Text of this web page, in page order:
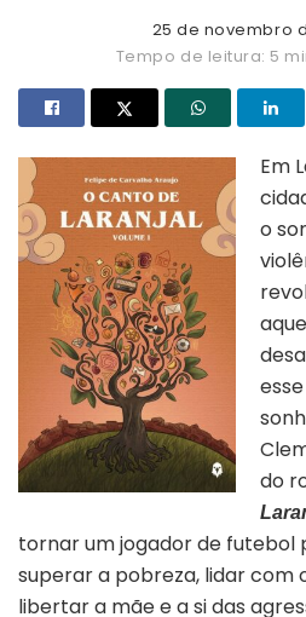
25 de novembro
Tempo de leitura: 5
Em
o
do
tornar um jogador de futebol
superar a pobreza, lidar com
libertar a mãe e a si das